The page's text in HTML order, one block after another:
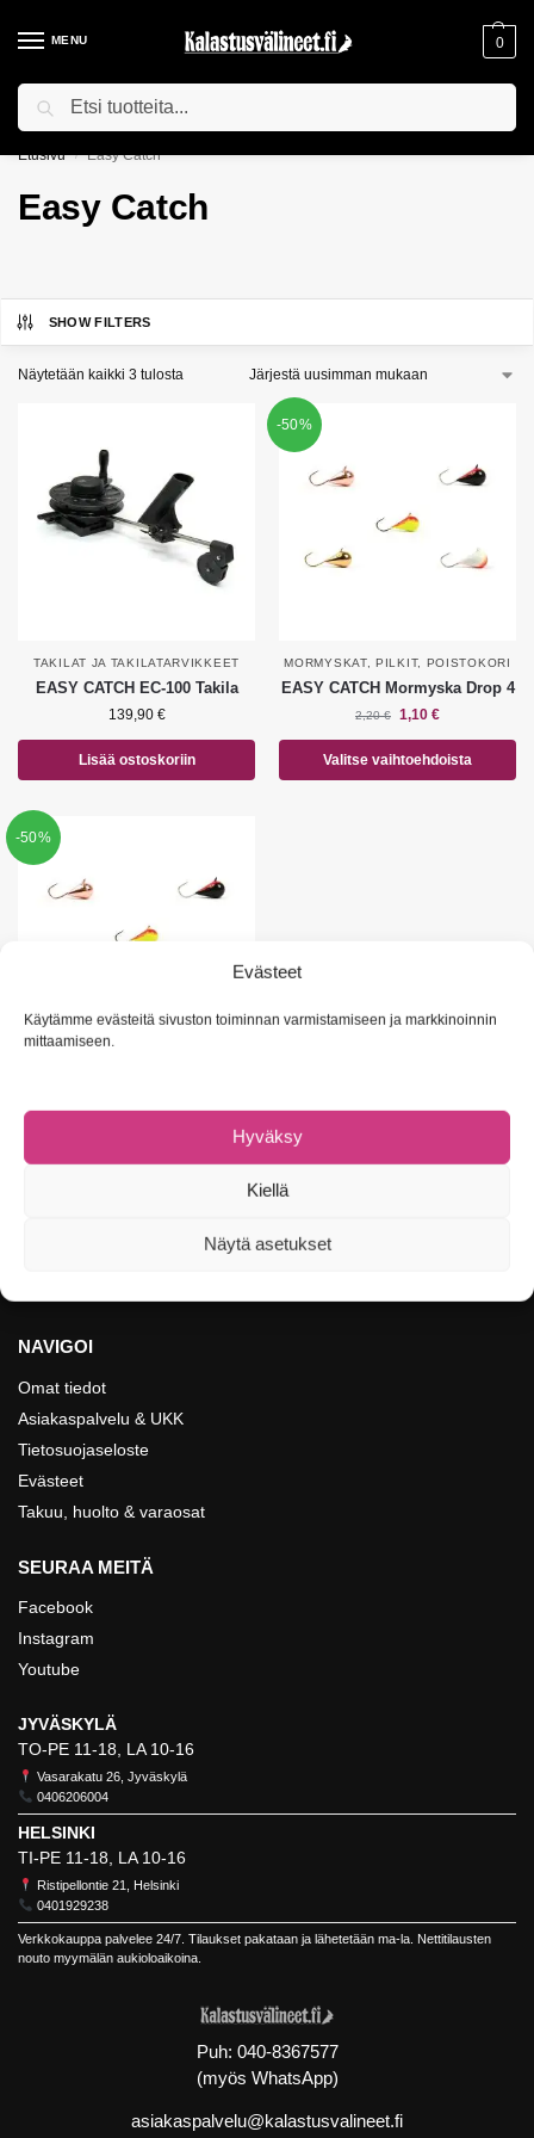
Evästeet
Käytämme evästeitä sivuston toiminnan varmistamiseen ja markkinoinnin
mittaamiseen.
Hyväksy
Kiellä
Näytä asetukset
MENU 0
ILMAINEN TOIMITUS YLI 75€ TILAUKSILLE!
Etusivu / Easy Catch
Easy Catch
SHOW FILTERS
Näytetään kaikki 3 tulosta
TAKILAT JA TAKILATARVIKKEET
EASY CATCH EC-100 Takila
139,90 €
Lisää ostoskoriin
-50%
MORMYSKAT,PILKIT, POISTOKORI
EASY CATCH Mormyska Drop 4
2,20€ 1,10 €
Valitse vaihtoehdoista
-50%
NAVIGOI
Omat tiedot
Asiakaspalvelu & UKK
Tietosuojaseloste
Evästeet
Takuu, huolto & varaosat
SEURAA MEITÄ
Facebook
Instagram
Youtube
JYVÄSKYLÄ
TO-PE 11-18, LA 10-16
Vasarakatu 26, Jyväskylä
0406206004
HELSINKI
TI-PE 11-18, LA 10-16
Ristipellontie 21, Helsinki
0401929238
Verkkokauppa palvelee 24/7. Tilaukset pakataan ja lähetetään ma-la. Nettitilausten
nouto myymälän aukioloaikoina.
Puh: 040-8367577
(myös WhatsApp)
asiakaspalvelu@kalastusvalineet.fi